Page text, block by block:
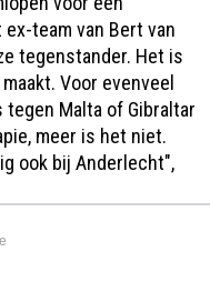
team van Bert van
tegenstander. Het is
Voor evenveel
tegen Malta of Gibraltar
meer is het niet.
ook bij Anderlecht",